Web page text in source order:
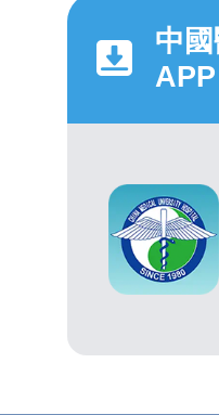
中
APP